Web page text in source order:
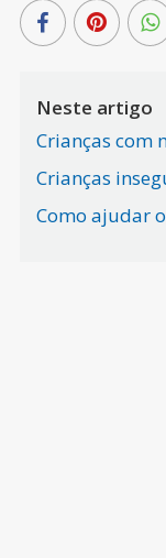
Neste artigo
Crianças com
Crianças
Como ajudar